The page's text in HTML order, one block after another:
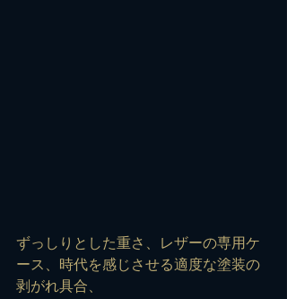
ずっしりとした重さ、レザーの専用ケ
ース、時代を感じさせる適度な塗装の
剥がれ具合、